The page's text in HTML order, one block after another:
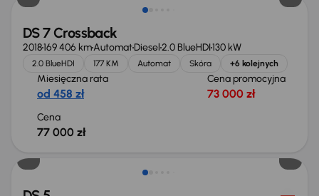
DS 7 Crossback
2018169 406 kmAutomatDiesel2.0 BlueHDI130 kW
2.0 BlueHDI 177 KM Automat Skóra +6 kolejnych
Miesięczna rata
od 458 zł
Cena promocyjna
73 000 zł
Cena
77 000 zł